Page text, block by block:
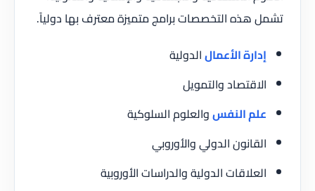
تشمل هذه التخصصات برامج متميزة معترف بها دولياً.
إدارة الأعمالالدولية
الاقتصاد والتمويل
علم النفسوالعلوم السلوكية
القانون الدولي والأوروبي
العلاقات الدولية والدراسات الأوروبية